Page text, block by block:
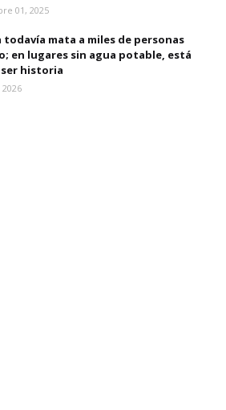
01, 2025
todavía mata a miles de personas
en lugares sin agua potable, está
historia
2026